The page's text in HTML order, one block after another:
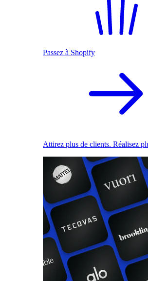
Passez à Shopify
Attirez plus de clients. Réalisez